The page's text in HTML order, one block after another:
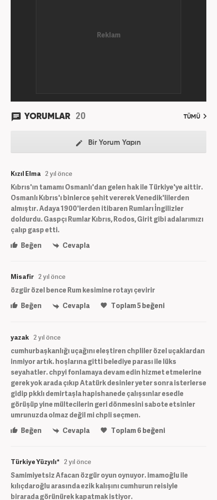
YORUMLAR 20 TÜMÜ
Bir Yorum Yapın
Kızıl Elma 2 yıl önce
Kıbrıs'ın tamamı Osmanlı'dan gelen hak ile Türkiye'ye aittir.
Osmanlı Kıbrıs'ı binlerce şehit vererek Venedik'lilerden
almıştır. Adaya 1900'lerden itibaren Rumları İngilizler
doldurdu. Gaspçı Rumlar Kıbrıs, Rodos, Girit gibi adalarımızı
çalıp gasp etti.
Beğen
Cevapla
Misafir 2 yıl önce
özgür özel bence Rum kesimine rotayı çevirir
Beğen
Cevapla Toplam5beğeni
yazak 2 yıl önce
cumhurbaşkanlığı uçağını eleştiren chpliler özel uçaklardan
inmiyor artık. hoşlarına gitti belediye parası ile lüks
seyahatler. chpyi fonlamaya devam edin hizmet etmelerine
gerek yok arada çıkıp Atatürk desinler yeter sonra isterlerse
gidip pkklı demirtaşla hapishanede çalışsınlar esedle
görüşüp yine mültecilerin geri dönmesini sabote etsinler
umrunuzda olmaz değil mi chpli seçmen.
Beğen
Cevapla Toplam6 beğeni
Türkiye Yüzyılı* 2 yıl önce
Samimiyetsiz Afacan özgür oyun oynuyor. imamoğlu ile
kılıçdaroğlu arasında ezik kalışını cumhurun reisiyle
birarada görünürek kapatmak istiyor.